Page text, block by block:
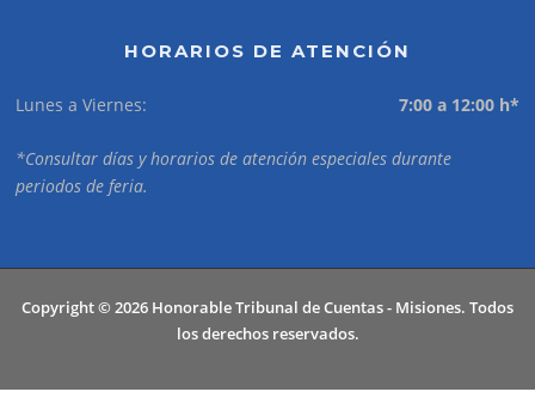
HORARIOS DE ATENCIÓN
Lunes a Viernes: 7:00 a 12:00 h*
*Consultar días y horarios de atención especiales durante
periodos de feria.
Copyright © 2026 Honorable Tribunal de Cuentas - Misiones. Todos
los derechos reservados.